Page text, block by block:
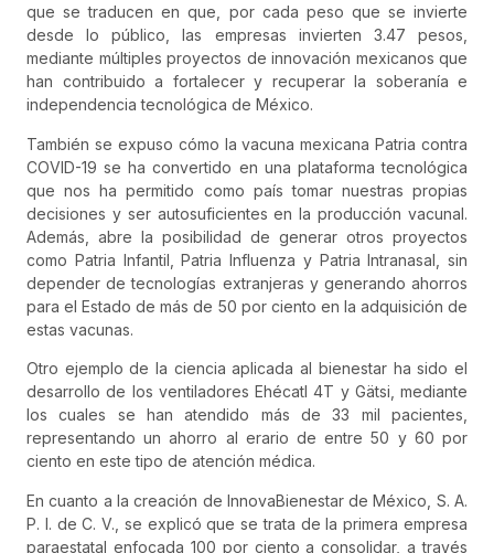
que se traducen en que, por cada peso que se invierte
desde lo público, las empresas invierten 3.47 pesos,
mediante múltiples proyectos de innovación mexicanos que
han contribuido a fortalecer y recuperar la soberanía e
independencia tecnológica de México.
También se expuso cómo la vacuna mexicana Patria contra
COVID-19 se ha convertido en una plataforma tecnológica
que nos ha permitido como país tomar nuestras propias
decisiones y ser autosuficientes en la producción vacunal.
Además, abre la posibilidad de generar otros proyectos
como Patria Infantil, Patria Influenza y Patria Intranasal, sin
depender de tecnologías extranjeras y generando ahorros
para el Estado de más de 50 por ciento en la adquisición de
estas vacunas.
Otro ejemplo de la ciencia aplicada al bienestar ha sido el
desarrollo de los ventiladores Ehécatl 4T y Gätsi, mediante
los cuales se han atendido más de 33 mil pacientes,
representando un ahorro al erario de entre 50 y 60 por
ciento en este tipo de atención médica.
En cuanto a la creación de InnovaBienestar de México, S. A.
P. I. de C. V., se explicó que se trata de la primera empresa
paraestatal enfocada 100 por ciento a consolidar, a través